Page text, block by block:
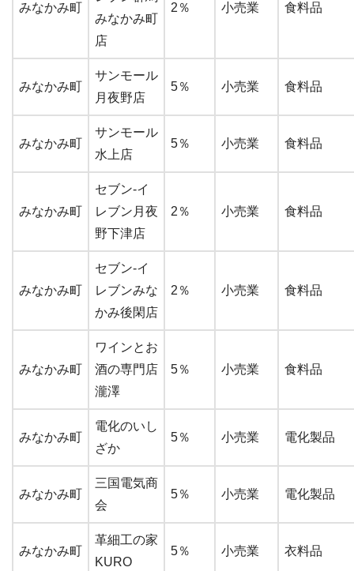
みなかみ町
みなかみ町
店
2％ 小売業 食料品
みなかみ町
サンモール
月夜野店
5％ 小売業 食料品
みなかみ町
サンモール
水上店
5％ 小売業 食料品
みなかみ町
セブン-イ
レブン月夜
野下津店
2％ 小売業 食料品
みなかみ町
セブン-イ
レブンみな
かみ後閑店
2％ 小売業 食料品
みなかみ町
ワインとお
酒の専門店
瀧澤
5％ 小売業 食料品
みなかみ町
電化のいし
ざか
5％ 小売業 電化製品
みなかみ町
三国電気商
会
5％ 小売業 電化製品
みなかみ町
革細工の家
KURO
5％ 小売業 衣料品